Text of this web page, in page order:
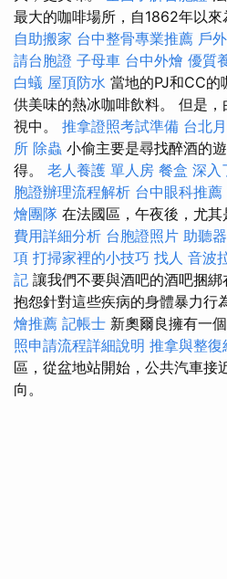
最大的咖啡場所，自1862年以來
自助搬家 台中整骨專業推薦 戶
請台胞證 子母車 台中外燴 優質
白蟻 屋頂防水 當地的PJ和CC的
供美味的熱冰咖啡飲料。 但是
視中。 推拿證照考試準備 台北
所 除蟲 小偷主要是尋找醉酒的
得。 老人養護 單人房 餐盒 深入
胞證辦理流程解析 台中眼科推薦
燴團隊 在法國區，午夜後，尤其
費用詳細分析 台胞證照片 助聽
項 打掃家裡的小技巧 找人 音波
記 讓我們不要與酒吧的酒吧捆
抱怨針對這些疾病的身體暴力行
燴推薦 記帳士 新奧爾良擁有一
照申請流程詳細說明 推拿與整復
區，從盆地站開始，公共汽車接
向。